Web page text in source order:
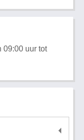
09:00 uur tot